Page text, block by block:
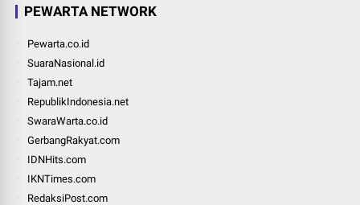
PEWARTA NETWORK
Pewarta.co.id
SuaraNasional.id
Tajam.net
RepublikIndonesia.net
SwaraWarta.co.id
GerbangRakyat.com
IDNHits.com
IKNTimes.com
RedaksiPost.com